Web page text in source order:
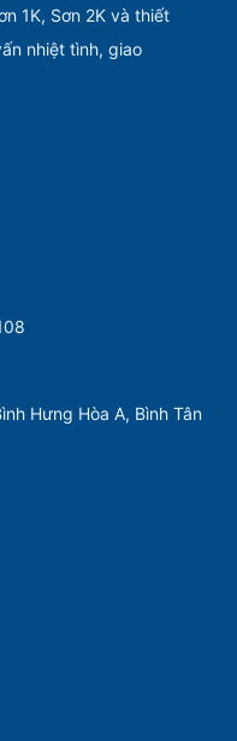
1K, Sơn 2K và thiết
nhiệt tình, giao
Hưng Hòa A, Bình Tân